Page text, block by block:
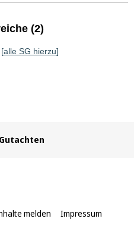
(2)
[alle SG hierzu]
melden Impressum